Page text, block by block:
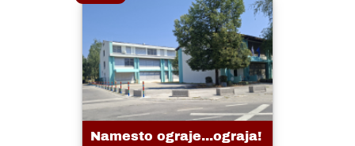
Namesto ograje...ograja!